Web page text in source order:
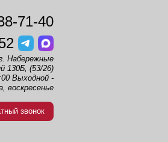
71-40
Набережные
130Б, (53/26)
Выходной -
воскресенье
звонок